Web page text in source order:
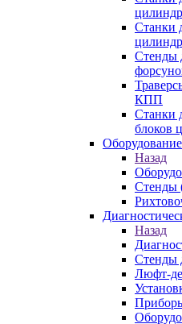
Станки
Стенды
КПП
Станки
блоков
Назад
Стенды
Назад
Стенды
Люфт-